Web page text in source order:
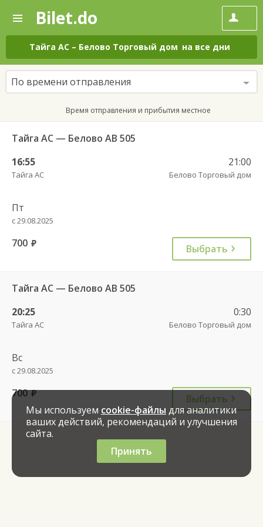
—
Поиск
и
покупка
билетов
на
автобус
онлайн
Bilet.do
Тайга АС – Белово Торговый дом на все дни
По времени отправления
Время отправления и прибытия местное
Тайга АС — Белово АВ 505
16:55
Тайга АС
21:00
Белово Торговый дом
Пт
с 29.08.2025
700 руб. Выбрать
Тайга АС — Белово АВ 505
20:25
Тайга АС
0:30
Белово Торговый дом
Вс
с 29.08.2025
700 руб.
Выбрать
Мы используем cookie-файлы для аналитики
ваших действий, рекомендаций и улучшения
сайта.
Принять